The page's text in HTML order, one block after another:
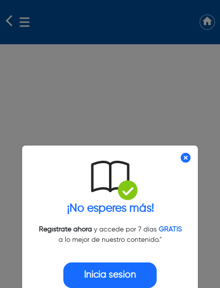
¡No esperes más!
Regístrate ahoray accede por 7 días GRATIS
a lo mejor de nuestro contenido."
Inicia sesión